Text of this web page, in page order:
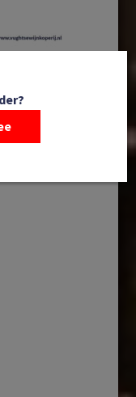
Vieilles Vignes |
| 2021